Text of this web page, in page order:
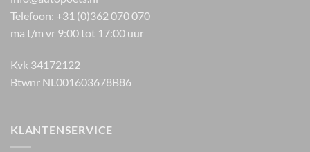
Telefoon: +31 (0)362 070 070
ma t/m vr 9:00 tot 17:00 uur
Kvk 34172122
Btwnr NL001603678B86
KLANTENSERVICE